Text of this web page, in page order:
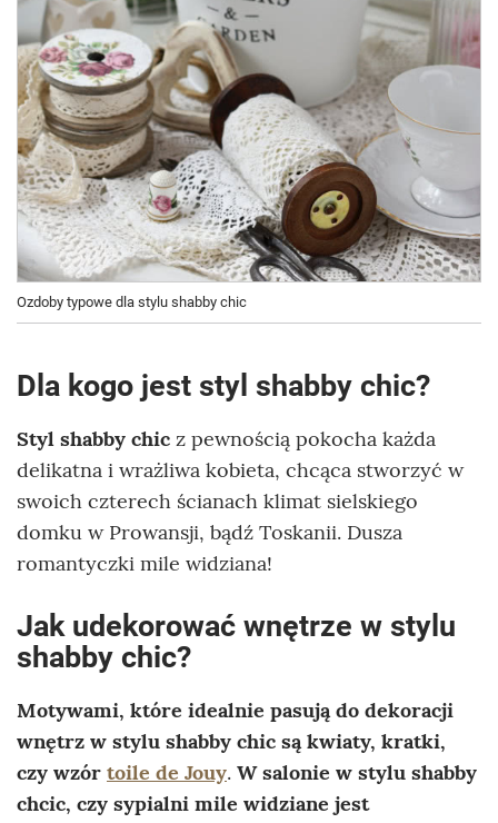
Ozdoby typowe dla stylu shabby chic
Dla kogo jest styl shabby chic?
Styl shabby chic z pewnością pokocha każda
delikatna i wrażliwa kobieta, chcąca stworzyć w
swoich czterech ścianach klimat sielskiego
domku w Prowansji, bądź Toskanii. Dusza
romantyczki mile widziana!
Jak udekorować wnętrze w stylu
shabby chic?
Motywami, które idealnie pasują do dekoracji
wnętrz w stylu shabby chic są kwiaty, kratki,
czy wzór toile de Jouy. W salonie w stylu shabby
chcic, czy sypialni mile widziane jest